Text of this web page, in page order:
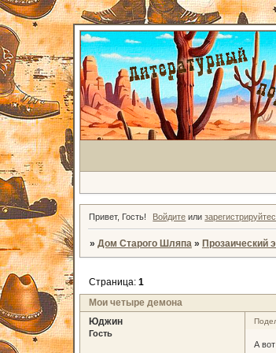
Привет, Гость! Войдите или
» Дом Старого Шляпа » Прозаический
Мои четыре демона
Страница: 1
Юджин
Гость
А